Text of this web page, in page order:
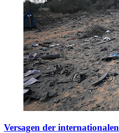
Versagen der internationalen